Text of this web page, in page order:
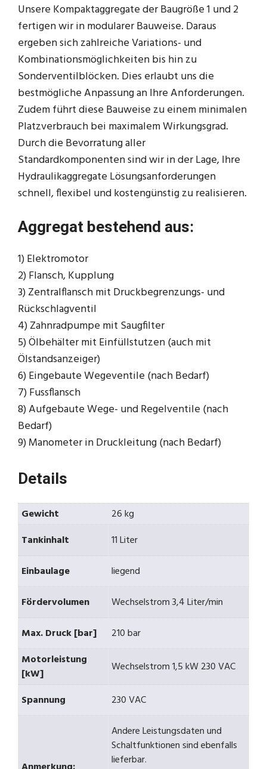
Unsere Kompaktaggregate der Baugröße 1 und 2
fertigen wir in modularer Bauweise. Daraus
ergeben sich zahlreiche Variations- und
Kombinationsmöglichkeiten bis hin zu
Sonderventilblöcken. Dies erlaubt uns die
bestmögliche Anpassung an Ihre Anforderungen.
Zudem führt diese Bauweise zu einem minimalen
Platzverbrauch bei maximalem Wirkungsgrad.
Durch die Bevorratung aller
Standardkomponenten sind wir in der Lage, Ihre
Hydraulikaggregate Lösungsanforderungen
schnell, flexibel und kostengünstig zu realisieren.
Aggregat bestehend aus:
1) Elektromotor
2) Flansch, Kupplung
3) Zentralflansch mit Druckbegrenzungs- und
Rückschlagventil
4) Zahnradpumpe mit Saugfilter
5) Ölbehälter mit Einfüllstutzen (auch mit
Ölstandsanzeiger)
6) Eingebaute Wegeventile (nach Bedarf)
7) Fussflansch
8) Aufgebaute Wege- und Regelventile (nach
Bedarf)
9) Manometer in Druckleitung (nach Bedarf)
Details
Gewicht
26 kg
Tankinhalt
11 Liter
Einbaulage
liegend
Fördervolumen
Wechselstrom 3,4 Liter/min
Max. Druck [bar]
210 bar
Motorleistung
[kW]
Wechselstrom 1,5 kW 230 VAC
Spannung 230 VAC
Andere Leistungsdaten und
Schaltfunktionen sind ebenfalls
lieferbar.